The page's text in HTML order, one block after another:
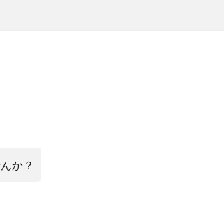
か？